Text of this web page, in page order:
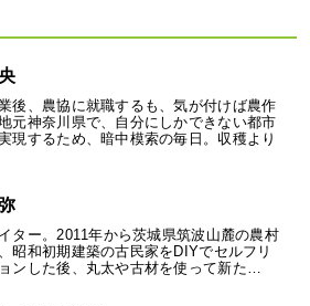
後、農協に就職するも、気が付けば農作
元神奈川県で、自分にしかできない都市
現するため、暗中模索の毎日。収穫より
ター。2011年から茨城県筑波山麓の農村
昭和初期建築の古民家をDIYでセルフリ
ンした後、丸太や古材を使って新た…